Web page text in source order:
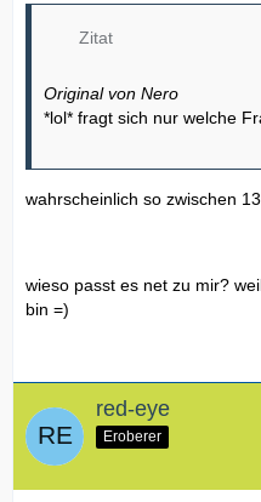
Zitat
Original von Nero
*lol* fragt sich nur welche
wahrscheinlich so zwischen
wieso passt es net zu mir?
bin =)
red-eye
Eroberer